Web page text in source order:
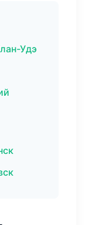
Удэ